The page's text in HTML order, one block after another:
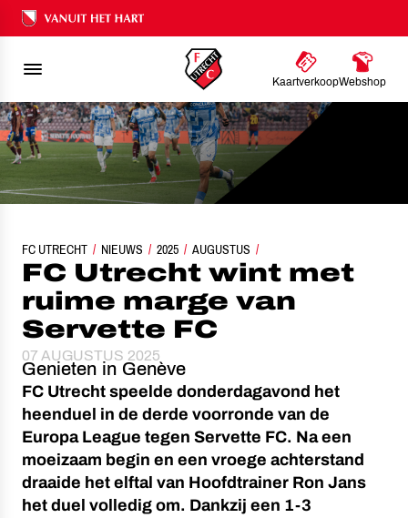
Ons nalatenschap
KaartverkoopWebshop
FC UTRECHT NIEUWS 2025 AUGUSTUS
FC UTRECHT WINT MET RUIME MARGE VAN SERVETTE FC
FC Utrecht wint met
ruime marge van
Servette FC
07 AUGUSTUS 2025
Genieten in Genève
FC Utrecht speelde donderdagavond het
heenduel in de derde voorronde van de
Europa League tegen Servette FC. Na een
moeizaam begin en een vroege achterstand
draaide het elftal van Hoofdtrainer Ron Jans
het duel volledig om. Dankzij een 1-3